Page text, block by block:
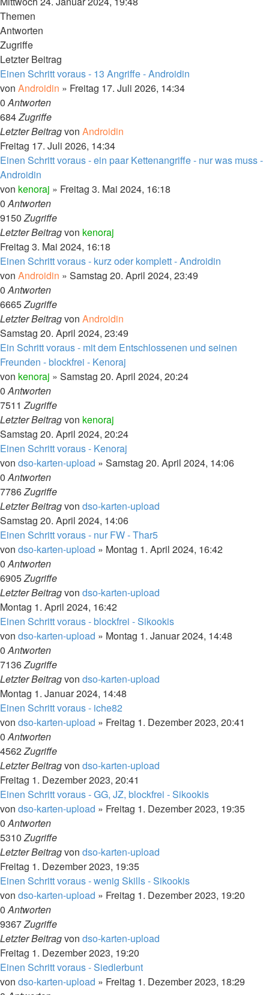
Themen
Antworten
Zugriffe
Letzter Beitrag
Einen Schritt voraus - 13 Angriffe - Androidin
von Androidin » Freitag 17. Juli 2026, 14:34
0Antworten
684Zugriffe
Letzter Beitragvon Androidin
Freitag 17. Juli 2026, 14:34
Einen Schritt voraus - ein paar Kettenangriffe - nur was muss -
Androidin
von kenoraj » Freitag 3. Mai 2024, 16:18
0Antworten
9150Zugriffe
Letzter Beitragvon kenoraj
Freitag 3. Mai 2024, 16:18
Einen Schritt voraus - kurz oder komplett - Androidin
von Androidin » Samstag 20. April 2024, 23:49
0Antworten
6665Zugriffe
Letzter Beitragvon Androidin
Samstag 20. April 2024, 23:49
Ein Schritt voraus - mit dem Entschlossenen und seinen
Freunden - blockfrei - Kenoraj
von kenoraj » Samstag 20. April 2024, 20:24
0Antworten
7511Zugriffe
Letzter Beitragvon kenoraj
Samstag 20. April 2024, 20:24
Einen Schritt voraus - Kenoraj
von dso-karten-upload » Samstag 20. April 2024, 14:06
0Antworten
7786Zugriffe
Letzter Beitragvon dso-karten-upload
Samstag 20. April 2024, 14:06
Einen Schritt voraus - nur FW - Thar5
von dso-karten-upload » Montag 1. April 2024, 16:42
0Antworten
6905Zugriffe
Letzter Beitragvon dso-karten-upload
Montag 1. April 2024, 16:42
Einen Schritt voraus - blockfrei - Sikookis
von dso-karten-upload » Montag 1. Januar 2024, 14:48
0Antworten
7136Zugriffe
Letzter Beitragvon dso-karten-upload
Montag 1. Januar 2024, 14:48
Einen Schritt voraus - iche82
von dso-karten-upload » Freitag 1. Dezember 2023, 20:41
0Antworten
4562Zugriffe
Letzter Beitragvon dso-karten-upload
Freitag 1. Dezember 2023, 20:41
Einen Schritt voraus - GG, JZ, blockfrei - Sikookis
von dso-karten-upload » Freitag 1. Dezember 2023, 19:35
0Antworten
5310Zugriffe
Letzter Beitragvon dso-karten-upload
Freitag 1. Dezember 2023, 19:35
Einen Schritt voraus - wenig Skills - Sikookis
von dso-karten-upload » Freitag 1. Dezember 2023, 19:20
0Antworten
9367Zugriffe
Letzter Beitragvon dso-karten-upload
Freitag 1. Dezember 2023, 19:20
Einen Schritt voraus - Siedlerbunt
von dso-karten-upload » Freitag 1. Dezember 2023, 18:29